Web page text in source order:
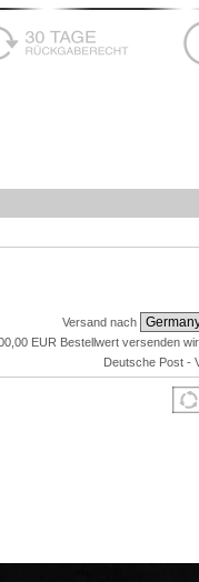
Versand nach
EUR Bestellwert versenden
Deutsche Post -